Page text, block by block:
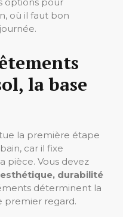
où il faut bon
la base
la première étape
car il fixe
pièce. Vous devez
durabilité
déterminent la
premier regard.